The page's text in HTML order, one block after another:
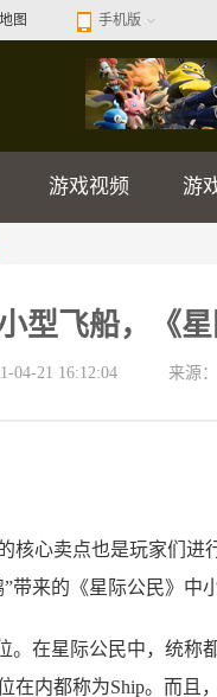
图 手机版
游戏视频 游
型飞船，《
04-21 16:12:04 来源
核心卖点也是玩家们
带来的《星际公民》中
。在星际公民中，统称
在内都称为Ship。而